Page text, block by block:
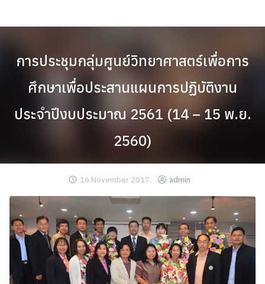
to
การประชุมกลุ่มศูนย์วิทยาศาสตร์เพื่อการ
ศึกษาเพื่อประสานแผนการปฏิบัติงาน
ประจำปีงบประมาณ 2561 (14 – 15 พ.ย.
2560)
16 November 2017 admin